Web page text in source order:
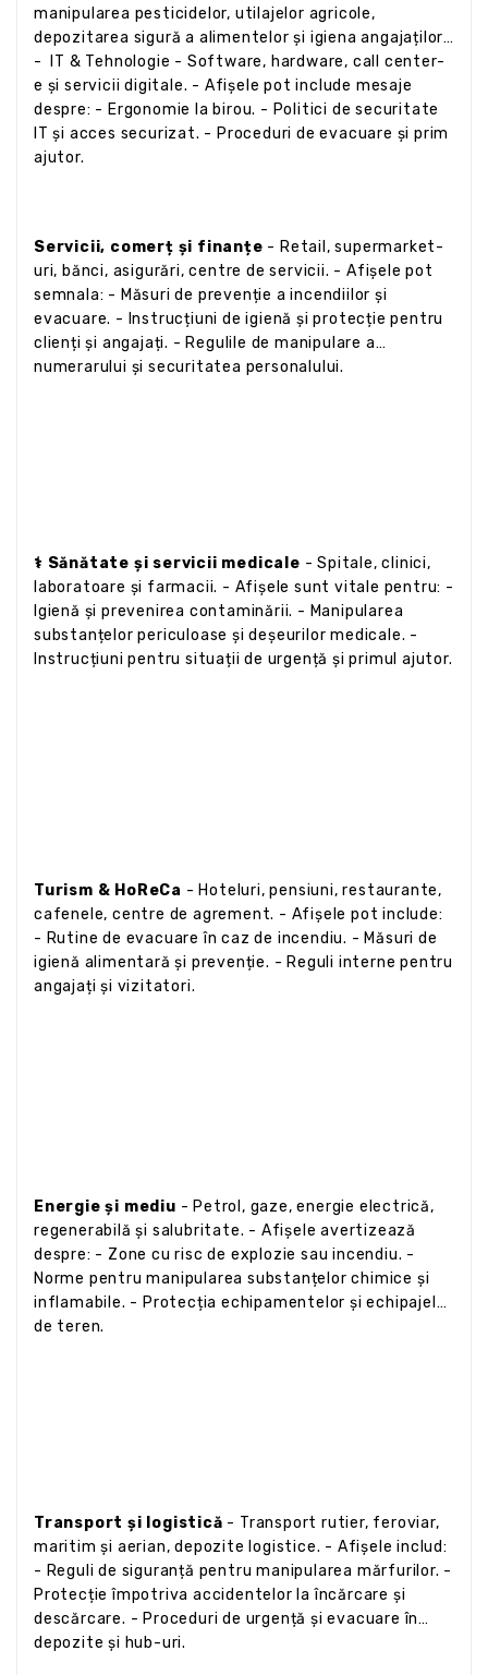
manipularea pesticidelor, utilajelor agricole,
depozitarea sigură a alimentelor și igiena angajaților.
- IT & Tehnologie - Software, hardware, call center-
e și servicii digitale. - Afișele pot include mesaje
despre: - Ergonomie la birou. - Politici de securitate
IT și acces securizat. - Proceduri de evacuare și prim
ajutor.
Servicii, comerț și finanțe - Retail, supermarket-
uri, bănci, asigurări, centre de servicii. - Afișele pot
semnala: - Măsuri de prevenție a incendiilor și
evacuare. - Instrucțiuni de igienă și protecție pentru
clienți și angajați. - Regulile de manipulare a
numerarului și securitatea personalului.
⚕ Sănătate și servicii medicale - Spitale, clinici,
laboratoare și farmacii. - Afișele sunt vitale pentru: -
Igienă și prevenirea contaminării. - Manipularea
substanțelor periculoase și deșeurilor medicale. -
Instrucțiuni pentru situații de urgență și primul ajutor.
Turism & HoReCa - Hoteluri, pensiuni, restaurante,
cafenele, centre de agrement. - Afișele pot include:
- Rutine de evacuare în caz de incendiu. - Măsuri de
igienă alimentară și prevenție. - Reguli interne pentru
angajați și vizitatori.
Energie și mediu - Petrol, gaze, energie electrică,
regenerabilă și salubritate. - Afișele avertizează
despre: - Zone cu risc de explozie sau incendiu. -
Norme pentru manipularea substanțelor chimice și
inflamabile. - Protecția echipamentelor și echipajelor
de teren.
Transport și logistică - Transport rutier, feroviar,
maritim și aerian, depozite logistice. - Afișele includ:
- Reguli de siguranță pentru manipularea mărfurilor. -
Protecție împotriva accidentelor la încărcare și
descărcare. - Proceduri de urgență și evacuare în
depozite și hub-uri.